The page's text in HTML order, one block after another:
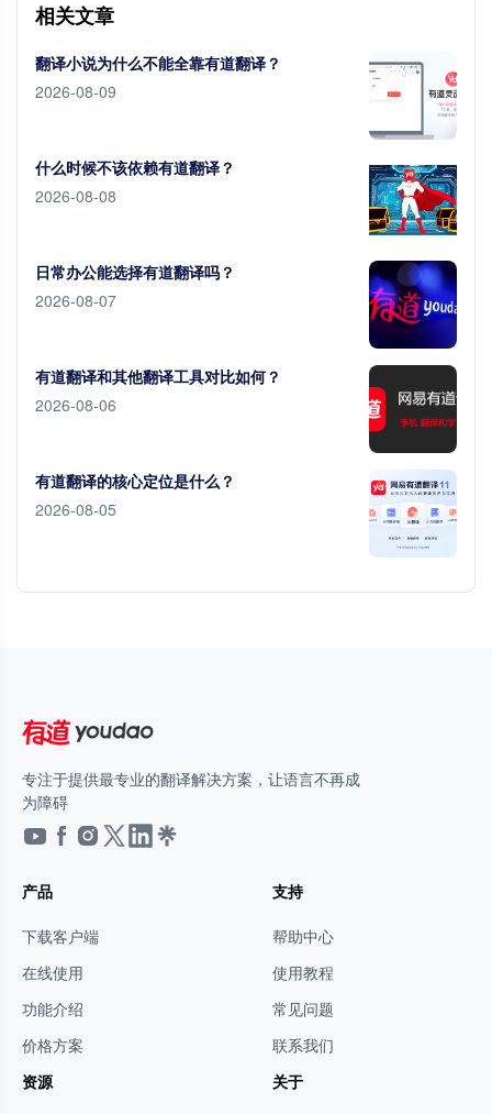
相关文章
翻译小说为什么不能全靠有道翻译？
2026-08-09
什么时候不该依赖有道翻译？
2026-08-08
日常办公能选择有道翻译吗？
2026-08-07
有道翻译和其他翻译工具对比如何？
2026-08-06
有道翻译的核心定位是什么？
2026-08-05
专注于提供最专业的翻译解决方案，让语言不再成
为障碍
产品
下载客户端
在线使用
功能介绍
价格方案
支持
帮助中心
使用教程
常见问题
联系我们
资源
关于